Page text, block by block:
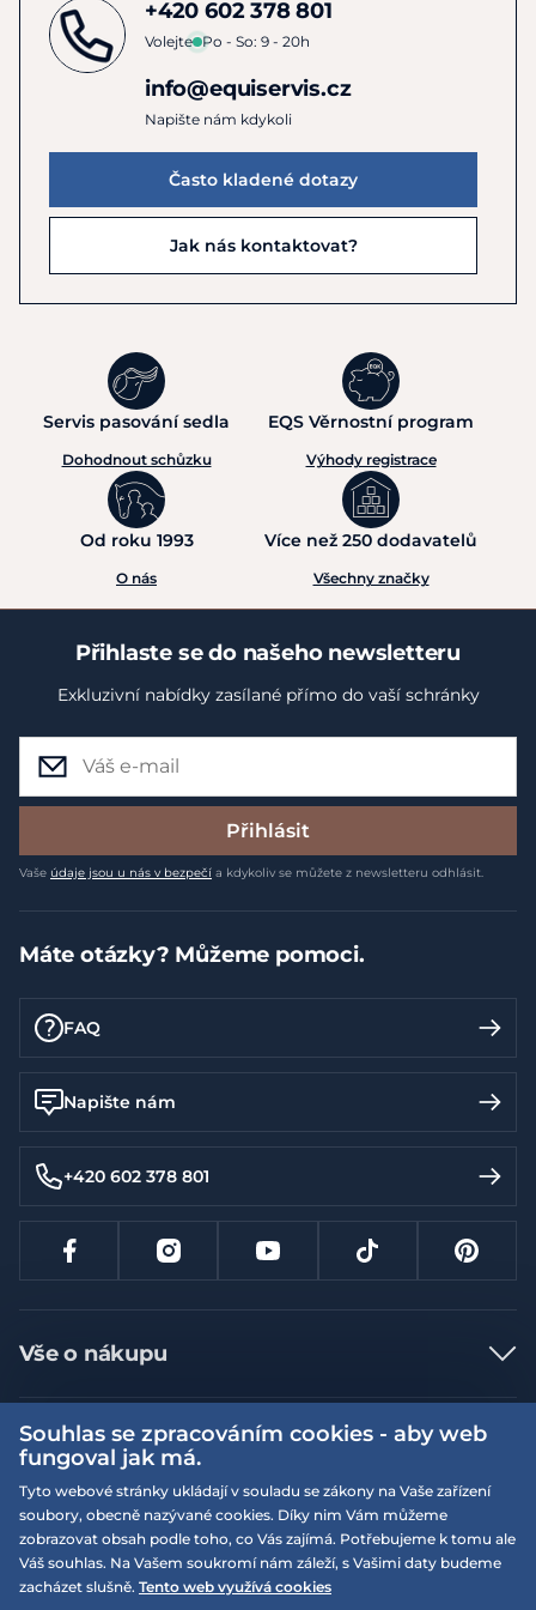
+420 602 378 801
Volejte Po - So: 9 - 20h
info@equiservis.cz
Napište nám kdykoli
Často kladené dotazy
Jak nás kontaktovat?
Servis pasování sedla
Dohodnout schůzku
EQS Věrnostní program
Výhody registrace
Od roku 1993
O nás
Více než 250 dodavatelů
Všechny značky
Přihlaste se do našeho newsletteru
Exkluzivní nabídky zasílané přímo do vaší schránky
Přihlásit
Vaše údaje jsou u nás v bezpečí a kdykoliv se můžete z newsletteru odhlásit.
Máte otázky? Můžeme pomoci.
FAQ
Napište nám
+420 602 378 801
Vše o nákupu
Jak nakupovat
Nejčastější dotazy
Doprava a platba
Vrácení a výměna zboží
Reklamace
Velikostní tabulky
Více informací
Obchodní podmínky
Podmínky EQS věrnostního klubu
On-line katalogy
Naše prodejny
EQS Rudná
Souhlas se zpracováním cookies - aby web
fungoval jak má.
Tyto webové stránky ukládají v souladu se zákony na Vaše zařízení
soubory, obecně nazývané cookies. Díky nim Vám můžeme
zobrazovat obsah podle toho, co Vás zajímá. Potřebujeme k tomu ale
Váš souhlas. Na Vašem soukromí nám záleží, s Vašimi daty budeme
zacházet slušně. Tento web využívá cookies